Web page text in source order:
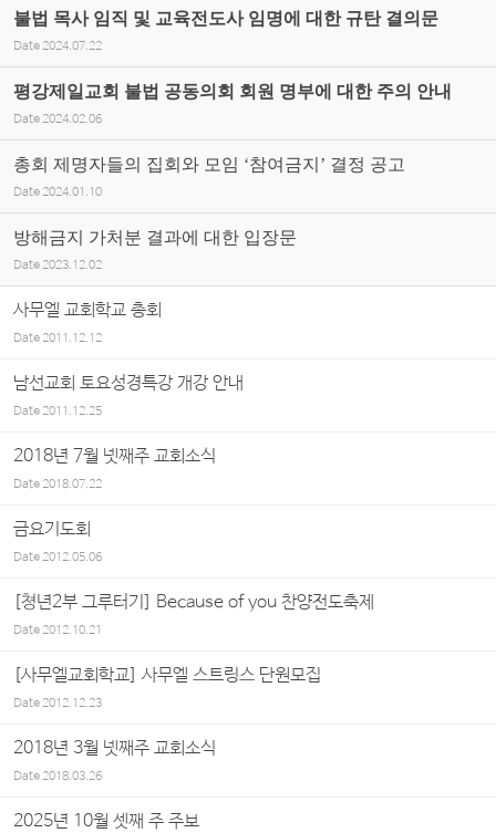
불법 목사 임직 및 교육전도사 임명에 대한 규탄 결의문
Date 2024.07.22
평강제일교회 불법 공동의회 회원 명부에 대한 주의 안내
Date 2024.02.06
총회 제명자들의 집회와 모임 ‘참여금지’ 결정 공고
Date 2024.01.10
방해금지 가처분 결과에 대한 입장문
Date 2023.12.02
사무엘 교회학교 총회
Date2011.12.12
남선교회 토요성경특강 개강 안내
Date2011.12.25
2018년 7월 넷째주 교회소식
Date2018.07.22
금요기도회
Date2012.05.06
[쳥년2부 그루터기] Because of you 찬양전도축제
Date2012.10.21
[사무엘교회학교] 사무엘 스트링스 단원모집
Date2012.12.23
2018년 3월 넷째주 교회소식
Date2018.03.26
2025년 10월 셋째 주 주보